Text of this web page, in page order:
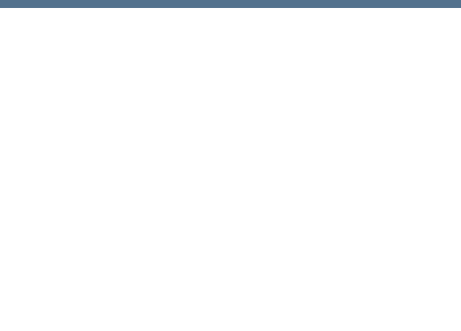
QALAT CHÁBIR (ASOCIACIÓN CULTURAL